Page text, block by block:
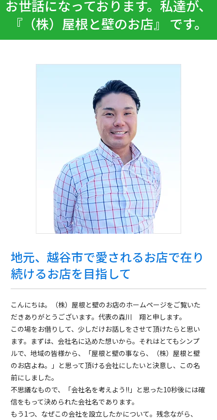
お世話になっております。私達が、
『（株）屋根と壁のお店』 です。
地元、越谷市で愛されるお店で在り
続けるお店を目指して
こんにちは。（株）屋根と壁のお店のホームページをご覧いた
だきありがとうございます。代表の森川 翔と申します。
この場をお借りして、少しだけお話しをさせて頂けたらと思い
ます。まずは、会社名に込めた想いから。それはとてもシンプ
ルで、地域の皆様から、「屋根と壁の事なら、（株）屋根と壁
のお店よね。」と思って頂ける会社にしたいと決意し、この名
前にしました。
不思議なもので、「会社名を考えよう!!」と思った10秒後には確
信をもって決められた会社名であります。
もう1つ、なぜこの会社を設立したかについて。残念ながら、